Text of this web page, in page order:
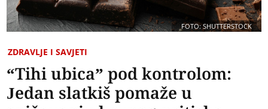
FOTO: SHUTTERSTOCK
ZDRAVLJE I SAVJETI
“Tihi ubica” pod kontrolom:
Jedan slatkiš pomaže u